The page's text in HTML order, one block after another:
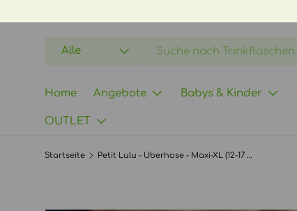
DIREKT ZUM INHALT
Suchen
Alle
Home Angebote Babys & Kinder
OUTLET
Startseite Petit Lulu - Überhose - Maxi-XL (12-17 kg) - mit Klettverschluss - ohne Laschen